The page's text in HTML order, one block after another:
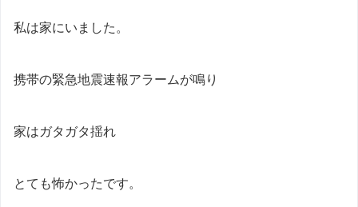
私は家にいました。
携帯の緊急地震速報アラームが鳴り
家はガタガタ揺れ
とても怖かったです。